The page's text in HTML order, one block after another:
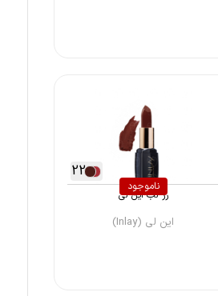
22
ناموجود
رژ لب این لی
این لی (Inlay)